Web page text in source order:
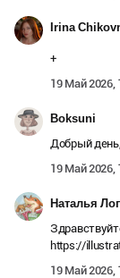
Irina
+
19 Май 2026,
Boksuni
Добрый
19 Май 2026,
Наталья
https://
19 Май 2026,